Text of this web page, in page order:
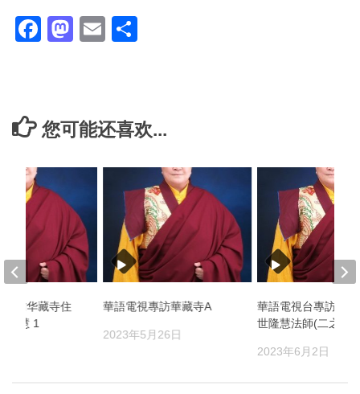
Facebook
Mastodon
Email
您可能还喜欢...
華語電視專訪華藏寺A
2023年5月26日
華語電視台專訪：
世隆慧法師(二之二)
2023年6月2日
专访华藏寺住
隆慧 1